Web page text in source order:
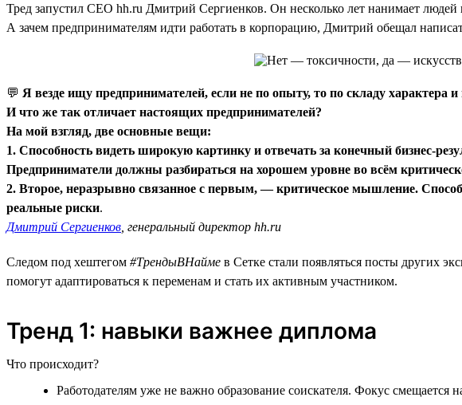
Тред запустил CEO hh.ru Дмитрий Сергиенков. Он несколько лет нанимает
А зачем предпринимателям идти работать в корпорацию, Дмитрий обещал
💬 Я везде ищу предпринимателей, если не по опыту, то по складу характера и
И что же так отличает настоящих предпринимателей?
На мой взгляд, две основные вещи:
1. Способность видеть широкую картинку и отвечать за конечный бизнес-
Предприниматели должны разбираться на хорошем уровне во всём
2. Второе, неразрывно связанное с первым, — критическое мышление.
реальные риски.
Дмитрий Сергиенков , генеральный директор hh.ru
Следом под хештегом #ТрендыВНайме в Сетке стали появляться посты других
помогут адаптироваться к переменам и стать их активным участником.
Тренд 1: навыки важнее диплома
Что происходит?
Работодателям уже не важно образование соискателя. Фокус смещается